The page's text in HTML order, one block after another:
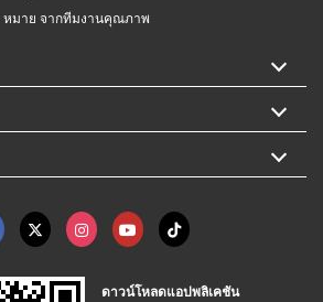
หมาย จากทีมงานคุณภาพ
ดาวน์โหลดแอปพลิเคชัน